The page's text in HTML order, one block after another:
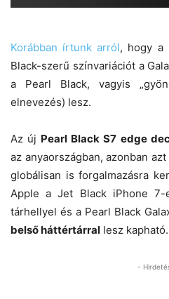
Korábban írtunk arról, hogy a
Black-szerű színvariációt a
a Pearl Black, vagyis
elnevezés) lesz.
Az új Pearl Black S7 edge
az anyaországban, azonban
globálisan is forgalmazásra
Apple a Jet Black iPhone
tárhellyel és a Pearl Black
belső háttértárral lesz kapható.
-